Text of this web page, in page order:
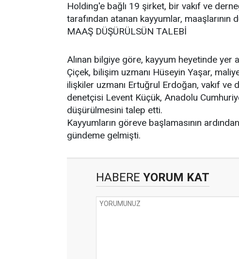
Holding'e bağlı 19 şirket, bir vakıf ve
tarafından atanan kayyumlar,
MAAŞ DÜŞÜRÜLSÜN TALEBİ
Alınan bilgiye göre, kayyum heyetinde yer
Çiçek, bilişim uzmanı Hüseyin Yaşar,
ilişkiler uzmanı Ertuğrul Erdoğan, vakıf ve
denetçisi Levent Küçük, Anadolu
düşürülmesini talep etti.
Kayyumların göreve başlamasının
gündeme gelmişti.
HABERE YORUM KAT